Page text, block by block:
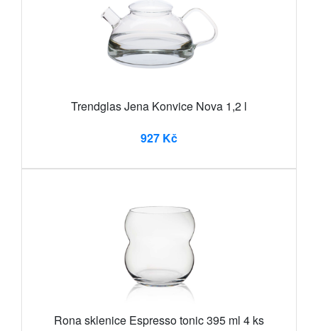
Trendglas Jena Konvice Nova 1,2 l
927 Kč
Rona sklenice Espresso tonic 395 ml 4 ks